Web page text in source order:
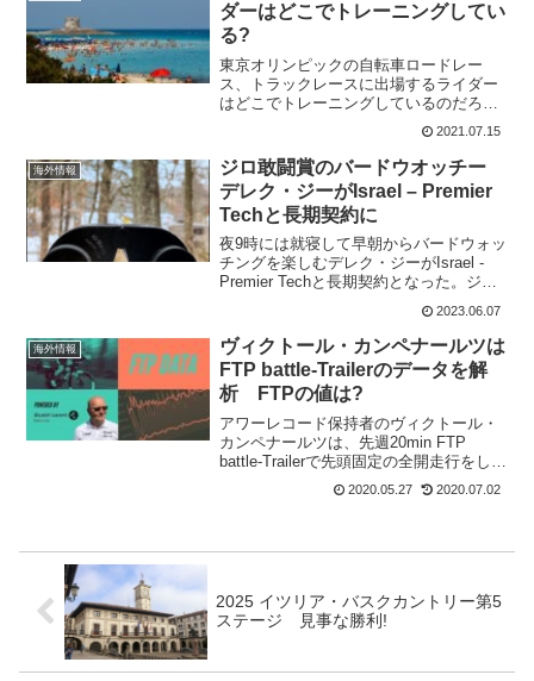
ダーはどこでトレーニングしてい
る?
東京オリンピックの自転車ロードレー
ス、トラックレースに出場するライダー
はどこでトレーニングしているのだろう
か?すでに、東京入りしているのは
Deceuninck-Quick-Stepのレムコ・エヴェ
ネプール。東京ここに来る #Tokyo202...
2021.07.15
海外情報
ジロ敢闘賞のバードウオッチー
デレク・ジーがIsrael – Premier
Techと長期契約に
夜9時には就寝して早朝からバードウォッ
チングを楽しむデレク・ジーがIsrael -
Premier Techと長期契約となった。ジ
ロ・デ・イタリアではIsrael - Premier
Techはエースのドメニコ・ポッツォヴィ
ーヴォがリタイヤ...
2023.06.07
海外情報
ヴィクトール・カンペナールツは
FTP battle-Trailerのデータを解
析 FTPの値は?
アワーレコード保持者のヴィクトール・
カンペナールツは、先週20min FTP
battle-Trailerで先頭固定の全開走行をして
いた。これは単なるチャレンジとして行
っていただけではない。ロックダウン中
2020.05.27 2020.07.02
2025 イツリア・バスクカントリー第5
ステージ 見事な勝利!